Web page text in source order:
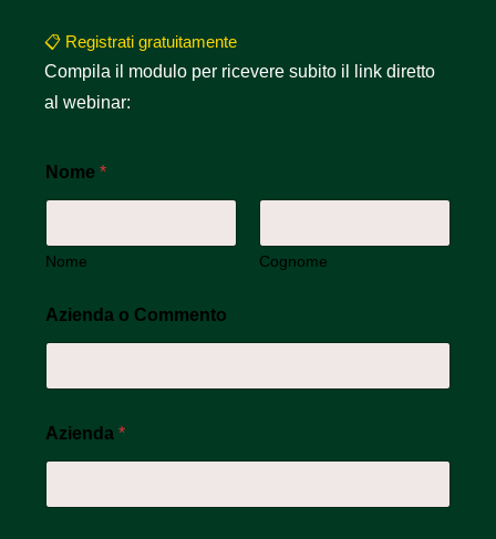
📋 Registrati gratuitamente
Compila il modulo per ricevere subito il link diretto
al webinar:
Nome *
Nome Cognome
Azienda o Commento
Azienda *